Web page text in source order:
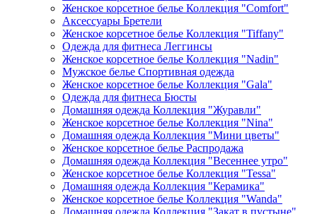
Женское корсетное белье Коллекция "Comfort"
Аксессуары Бретели
Женское корсетное белье Коллекция "Tiffany"
Одежда для фитнеса Леггинсы
Женское корсетное белье Коллекция "Nadin"
Мужское белье Спортивная одежда
Женское корсетное белье Коллекция "Gala"
Одежда для фитнеса Бюсты
Домашняя одежда Коллекция "Журавли"
Женское корсетное белье Коллекция "Nina"
Домашняя одежда Коллекция "Мини цветы"
Женское корсетное белье Распродажа
Домашняя одежда Коллекция "Весеннее утро"
Женское корсетное белье Коллекция "Tessa"
Домашняя одежда Коллекция "Керамика"
Женское корсетное белье Коллекция "Wanda"
Домашняя одежда Коллекция "Закат в пустыне"